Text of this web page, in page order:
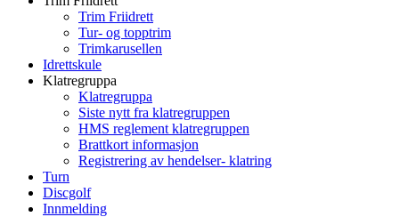
Trim Friidrett
Tur- og topptrim
Trimkarusellen
Idrettskule
Klatregruppa
Klatregruppa
Siste nytt fra klatregruppen
HMS reglement klatregruppen
Brattkort informasjon
Registrering av hendelser- klatring
Turn
Discgolf
Innmelding